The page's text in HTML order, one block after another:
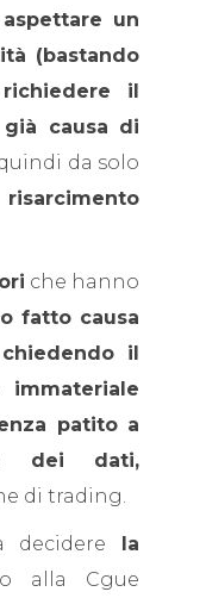
un
(bastando
il
causa di
da solo
che hanno
fatto causa
il
patito a
dei dati,
di trading.
decidere
la
alla Cgue